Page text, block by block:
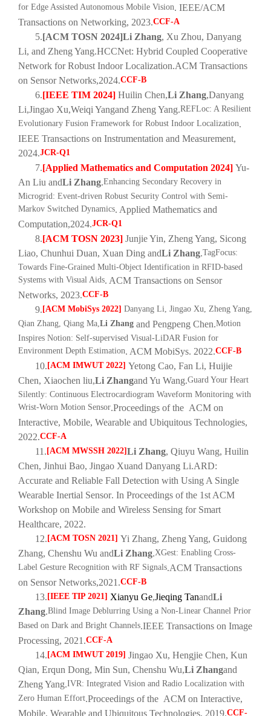
for Edge Assisted Autonomous Mobile Vision. IEEE/ACM
Transactions on Networking, 2023.CCF-A
5.[ACM TOSN 2024]Li Zhang, Xu Zhou, Danyang
Li, and Zheng Yang.HCCNet: Hybrid Coupled Cooperative
Network for Robust Indoor Localization.ACM Transactions
on Sensor Networks,2024.CCF-B
6.[IEEE TIM 2024] Huilin Chen,Li Zhang,Danyang
Li,Jingao Xu,Weiqi Yangand Zheng Yang.REFLoc: A Resilient
Evolutionary Fusion Framework for Robust Indoor Localization.
IEEE Transactions on Instrumentation and Measurement,
2024.JCR-Q1
7.[Applied Mathematics and Computation 2024] Yu-
An Liu andLi Zhang.Enhancing Secondary Recovery in
Microgrid: Event-driven Robust Security Control with Semi-
Markov Switched Dynamics. Applied Mathematics and
Computation,2024.JCR-Q1
8.[ACM TOSN 2023] Junjie Yin, Zheng Yang, Sicong
Liao, Chunhui Duan, Xuan Ding andLi Zhang.TagFocus:
Towards Fine-Grained Multi-Object Identification in RFID-based
Systems with Visual Aids. ACM Transactions on Sensor
Networks, 2023.CCF-B
9. [ACM MobiSys 2022] Danyang Li, Jingao Xu, Zheng Yang,
Qian Zhang, Qiang Ma,Li Zhang and Pengpeng Chen.Motion
Inspires Notion: Self-supervised Visual-LiDAR Fusion for
Environment Depth Estimation. ACM MobiSys. 2022.CCF-B
10. [ACM IMWUT 2022] Yetong Cao, Fan Li, Huijie
Chen, Xiaochen liu,Li Zhangand Yu Wang.Guard Your Heart
Silently: Continuous Electrocardiogram Waveform Monitoring with
Wrist-Worn Motion Sensor.Proceedings of the ACM on
Interactive, Mobile, Wearable and Ubiquitous Technologies,
2022.CCF-A
11. [ACM MWSSH 2022] Li Zhang, Qiuyu Wang, Huilin
Chen, Jinhui Bao, Jingao Xuand Danyang Li.ARD:
Accurate and Reliable Fall Detection with Using A Single
Wearable Inertial Sensor. In Proceedings of the 1st ACM
Workshop on Mobile and Wireless Sensing for Smart
Healthcare, 2022.
12. [ACM TOSN 2021] Yi Zhang, Zheng Yang, Guidong
Zhang, Chenshu Wu andLi Zhang.XGest: Enabling Cross-
Label Gesture Recognition with RF Signals.ACM Transactions
on Sensor Networks,2021.CCF-B
13. [IEEE TIP 2021] Xianyu Ge,Jieqing TanandLi
Zhang.Blind Image Deblurring Using a Non-Linear Channel Prior
Based on Dark and Bright Channels.IEEE Transactions on Image
Processing, 2021 .CCF-A
14. [ACM IMWUT 2019] Jingao Xu, Hengjie Chen, Kun
Qian, Erqun Dong, Min Sun, Chenshu Wu,Li Zhangand
Zheng Yang.IVR: Integrated Vision and Radio Localization with
Zero Human Effort.Proceedings of the ACM on Interactive,
Mobile, Wearable and Ubiquitous Technologies, 2019.CCF-